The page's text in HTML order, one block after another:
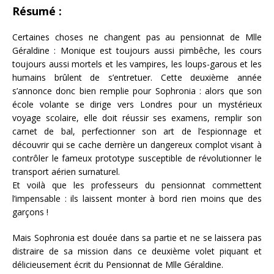
Résumé :
Certaines choses ne changent pas au pensionnat de Mlle
Géraldine : Monique est toujours aussi pimbêche, les cours
toujours aussi mortels et les vampires, les loups-garous et les
humains brûlent de s’entretuer. Cette deuxième année
s’annonce donc bien remplie pour Sophronia : alors que son
école volante se dirige vers Londres pour un mystérieux
voyage scolaire, elle doit réussir ses examens, remplir son
carnet de bal, perfectionner son art de l’espionnage et
découvrir qui se cache derrière un dangereux complot visant à
contrôler le fameux prototype susceptible de révolutionner le
transport aérien surnaturel.
Et voilà que les professeurs du pensionnat commettent
l’impensable : ils laissent monter à bord rien moins que des
garçons !
Mais Sophronia est douée dans sa partie et ne se laissera pas
distraire de sa mission dans ce deuxième volet piquant et
délicieusement écrit du Pensionnat de Mlle Géraldine.